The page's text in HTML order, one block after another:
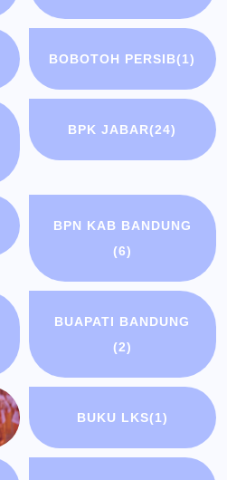
BOBOTOH PERSIB(1)
BPK JABAR(24)
BPN KAB BANDUNG
(6)
BUAPATI BANDUNG
(2)
BUKU LKS(1)